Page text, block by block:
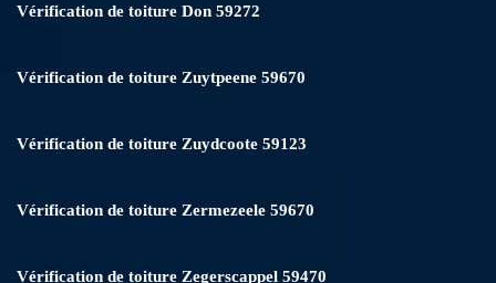
Vérification de toiture Don 59272
Vérification de toiture Zuytpeene 59670
Vérification de toiture Zuydcoote 59123
Vérification de toiture Zermezeele 59670
Vérification de toiture Zegerscappel 59470